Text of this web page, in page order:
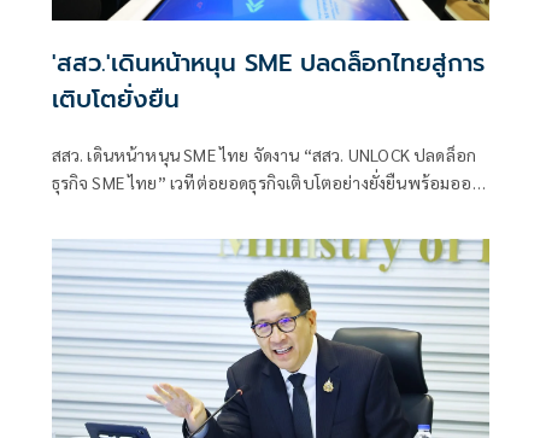
'สสว.'เดินหน้าหนุน SME ปลดล็อกไทยสู่การ
เติบโตยั่งยืน
สสว. เดินหน้าหนุน SME ไทย จัดงาน “สสว. UNLOCK ปลดล็อก
ธุรกิจ SME ไทย” เวทีต่อยอดธุรกิจเติบโตอย่างยั่งยืนพร้อมออก